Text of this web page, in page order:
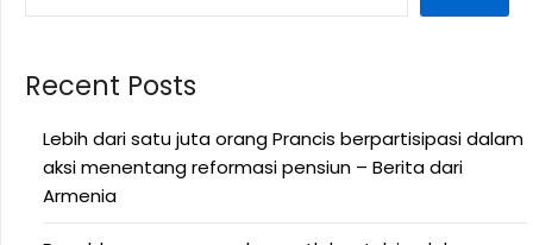
Recent Posts
Lebih dari satu juta orang Prancis berpartisipasi dalam
aksi menentang reformasi pensiun – Berita dari
Armenia